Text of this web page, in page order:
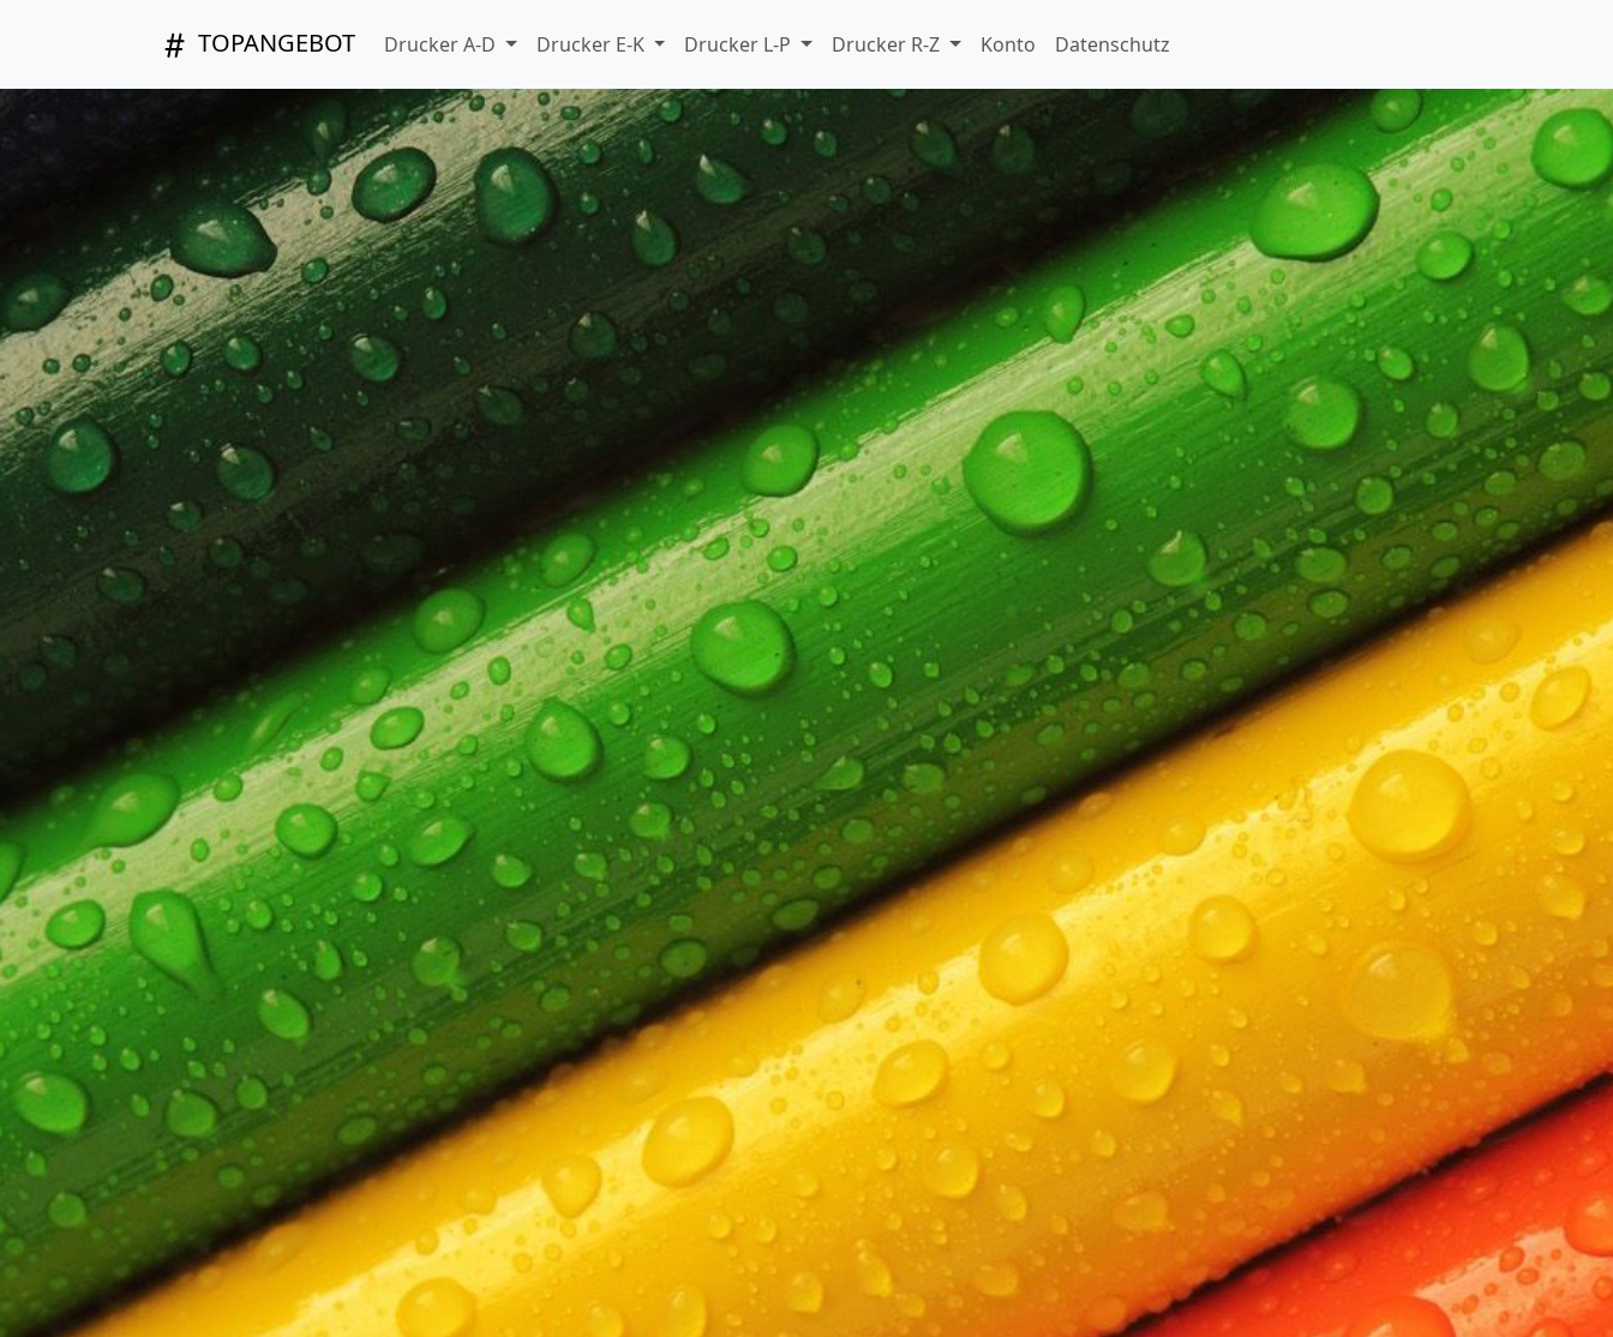
TOPANGEBOT Drucker A-D Drucker E-K Drucker L-P Drucker R-Z Konto Datenschutz